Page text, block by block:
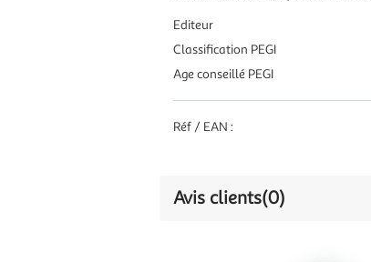
Editeur
Classification PEGI
Age conseillé PEGI
Réf / EAN :
Avis clients(0)